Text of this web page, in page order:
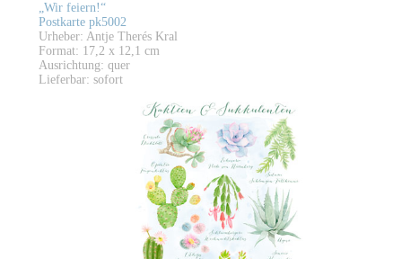
„Wir feiern!“
Postkarte pk5002
Urheber: Antje Therés Kral
Format: 17,2 x 12,1 cm
Ausrichtung: quer
Lieferbar: sofort